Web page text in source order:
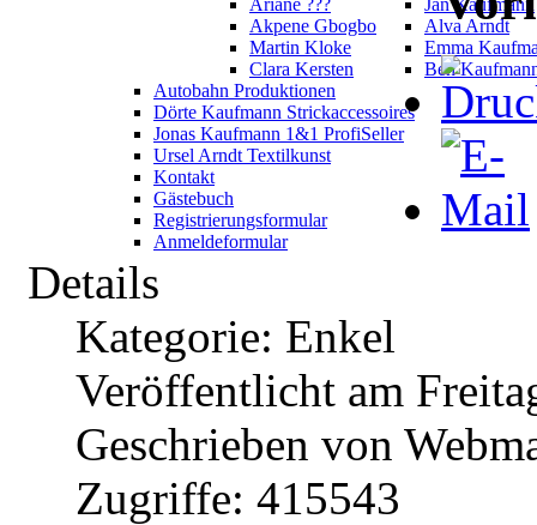
Ariane ???
Akpene Gbogbo
Martin Kloke
Clara Kersten
Jan Kaufmann
Alva Arndt
Emma
Ben
Autobahn Produktionen
Dörte Kaufmann Strickaccessoires
Jonas Kaufmann 1&1 ProfiSeller
Ursel Arndt Textilkunst
Kontakt
Gästebuch
Registrierungsformular
Anmeldeformular
Details
Kategorie: Enkel
Veröffentlicht am
Geschrieben von
Zugriffe: 415543